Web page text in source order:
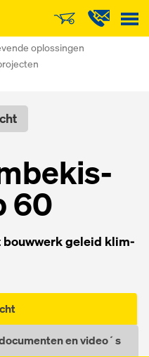
oplossingen
60
bouw­werk ge­leid klim­
en video´s